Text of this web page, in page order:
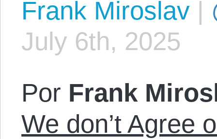
Frank Miroslav |
July 6th, 2025
Por Frank
We don’t Agree